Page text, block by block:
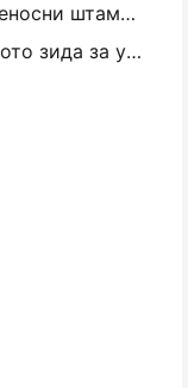
Најбољи непробојни преносни штампач за путовања, школу и мобилне радове: Ханин МТ620 Про Ревиев
Савети за идеје мини фото зида за украшавање спаваће собе и спаваће собе